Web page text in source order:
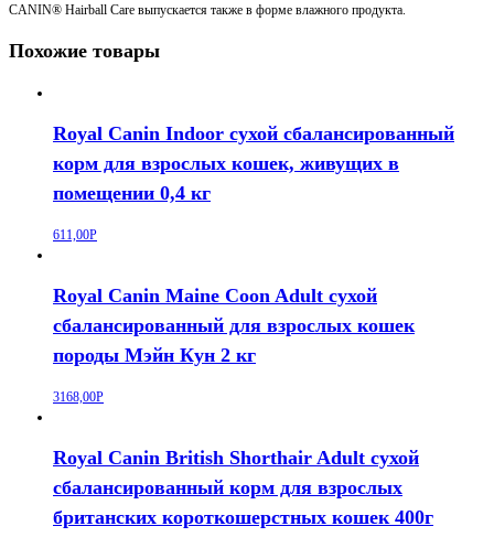
CANIN® Hairball Care выпускается также в форме влажного продукта.
Похожие товары
Royal Canin Indoor сухой сбалансированный
корм для взрослых кошек, живущих в
помещении 0,4 кг
611,00Р
Royal Canin Maine Coon Adult сухой
сбалансированный для взрослых кошек
породы Мэйн Кун 2 кг
3168,00Р
Royal Canin British Shorthair Adult сухой
сбалансированный корм для взрослых
британских короткошерстных кошек 400г